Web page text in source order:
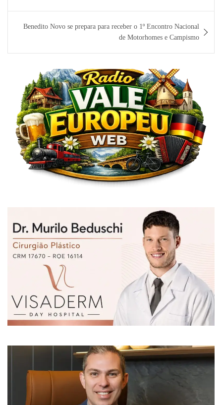
Post
Benedito Novo se prepara para receber o 1º Encontro Nacional
de Motorhomes e Campismo